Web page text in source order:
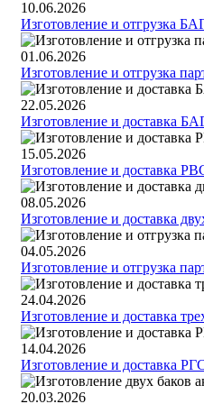
10.06.2026
Изготовление и отгрузка
01.06.2026
Изготовление и отгрузка
22.05.2026
Изготовление и доставка
15.05.2026
Изготовление и доставка
08.05.2026
Изготовление и доставка
04.05.2026
Изготовление и отгрузка
24.04.2026
Изготовление и доставка
14.04.2026
Изготовление и доставка
20.03.2026